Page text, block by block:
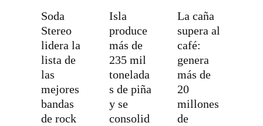
Soda
Stereo
lidera la
lista de
las
mejores
bandas
de rock
Isla
produce
más de
235 mil
tonelada
s de piña
y se
consolid
La caña
supera al
café:
genera
más de
20
millones
de